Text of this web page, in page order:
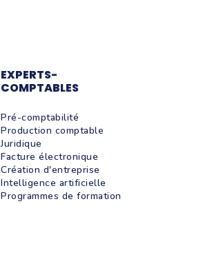
EXPERTS-
COMPTABLES
Pré-comptabilité
Production comptable
Juridique
Facture électronique
Création d'entreprise
Intelligence artificielle
Programmes de formation